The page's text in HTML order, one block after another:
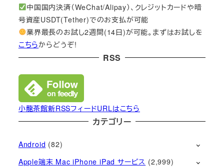
中国国内決済（WeChat/Alipay）、クレジットカードや暗
号資産USDT(Tether)でのお支払が可能
業界最長のお試し2週間(14日)が可能。まずはお試しを
こちらからどうぞ!
RSS
小龍茶館新RSSフィードURLはこちら
カテゴリー
Android (82)
Apple端末 Mac iPhone iPad サービス (2,999)